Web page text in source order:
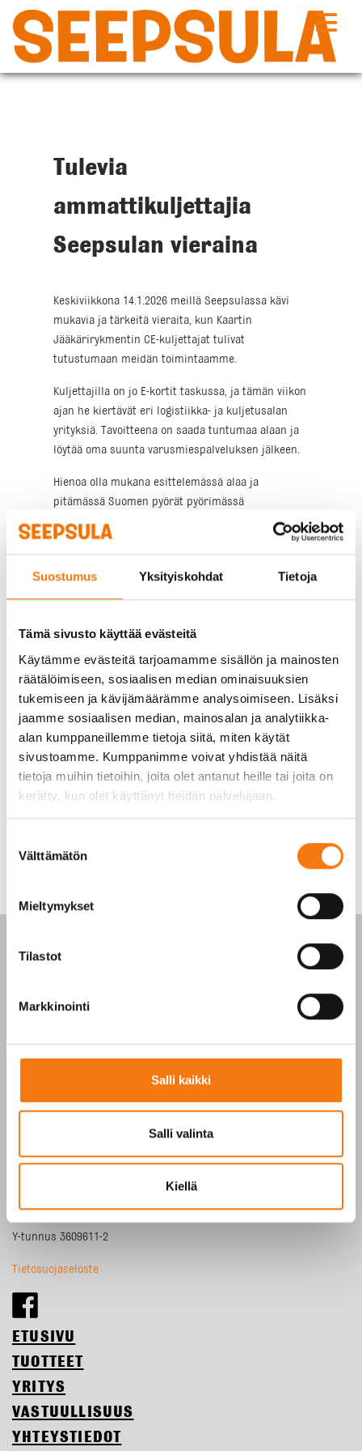
Suostumus Yksityiskohdat Tietoja
Tämä sivusto käyttää evästeitä
Käytämme evästeitä tarjoamamme sisällön ja mainosten
räätälöimiseen, sosiaalisen median ominaisuuksien
tukemiseen ja kävijämäärämme analysoimiseen. Lisäksi
jaamme sosiaalisen median, mainosalan ja analytiikka-
alan kumppaneillemme tietoja siitä, miten käytät
sivustoamme. Kumppanimme voivat yhdistää näitä
tietoja muihin tietoihin, joita olet antanut heille tai joita on
kerätty, kun olet käyttänyt heidän palvelujaan.
valinta
Välttämätön
Mieltymykset
Tilastot
Markkinointi
Salli kaikki
Salli valinta
Kiellä
Siirry
sisältöön
Tulevia
ammattikuljettajia
Seepsulan vieraina
Keskiviikkona 14.1.2026 meillä Seepsulassa kävi
mukavia ja tärkeitä vieraita, kun Kaartin
Jääkärirykmentin CE-kuljettajat tulivat
tutustumaan meidän toimintaamme.
Kuljettajilla on jo E-kortit taskussa, ja tämän viikon
ajan he kiertävät eri logistiikka- ja kuljetusalan
yrityksiä. Tavoitteena on saada tuntumaa alaan ja
löytää oma suunta varusmiespalveluksen jälkeen.
Hienoa olla mukana esittelemässä alaa ja
pitämässä Suomen pyörät pyörimässä
tulevaisuudessakin.
PALVELUKESKUS
p. 010 3911 900
(matkapuhelinmaksu (mpm) ja lankapuhelimella
paikallisverkkomaksu (pvm))
Tilaukset arkisin klo 7–16
Seepsulan tuotteilla on seuraavat laatusertifikaatit:
SFS-EN 12620
SFS-EN 13242
Y-tunnus 3609611-2
Tietosuojaseloste
ETUSIVU
TUOTTEET
YRITYS
VASTUULLISUUS
YHTEYSTIEDOT